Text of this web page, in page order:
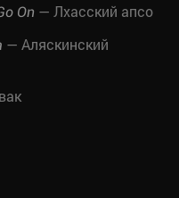
On — Лхасский апсо
— Аляскинский